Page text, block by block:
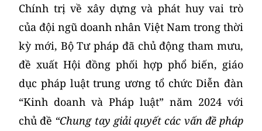
Chính trị về xây dựng và phát huy vai trò
của đội ngũ doanh nhân Việt Nam trong thời
kỳ mới, Bộ Tư pháp đã chủ động tham mưu,
đề xuất Hội đồng phối hợp phổ biến, giáo
dục pháp luật trung ương tổ chức Diễn đàn
“Kinh doanh và Pháp luật” năm 2024 với
chủ đề “Chung tay giải quyết các vấn đề pháp